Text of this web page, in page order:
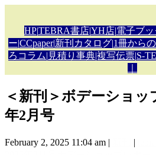
HP|TEBRA書店|YH店|電子ブ
ー|CCpaper|新刊カタロ グ|1冊から
ろコラム| 見積り事典|複写伝票|S-
＜新刊＞ボデーショッ
年2月号
February 2, 2025 11:04 am | |